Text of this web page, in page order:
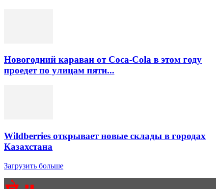
Новогодний караван от Coca-Cola в этом году
проедет по улицам пяти...
Wildberries открывает новые склады в городах
Казахстана
Загрузить больше